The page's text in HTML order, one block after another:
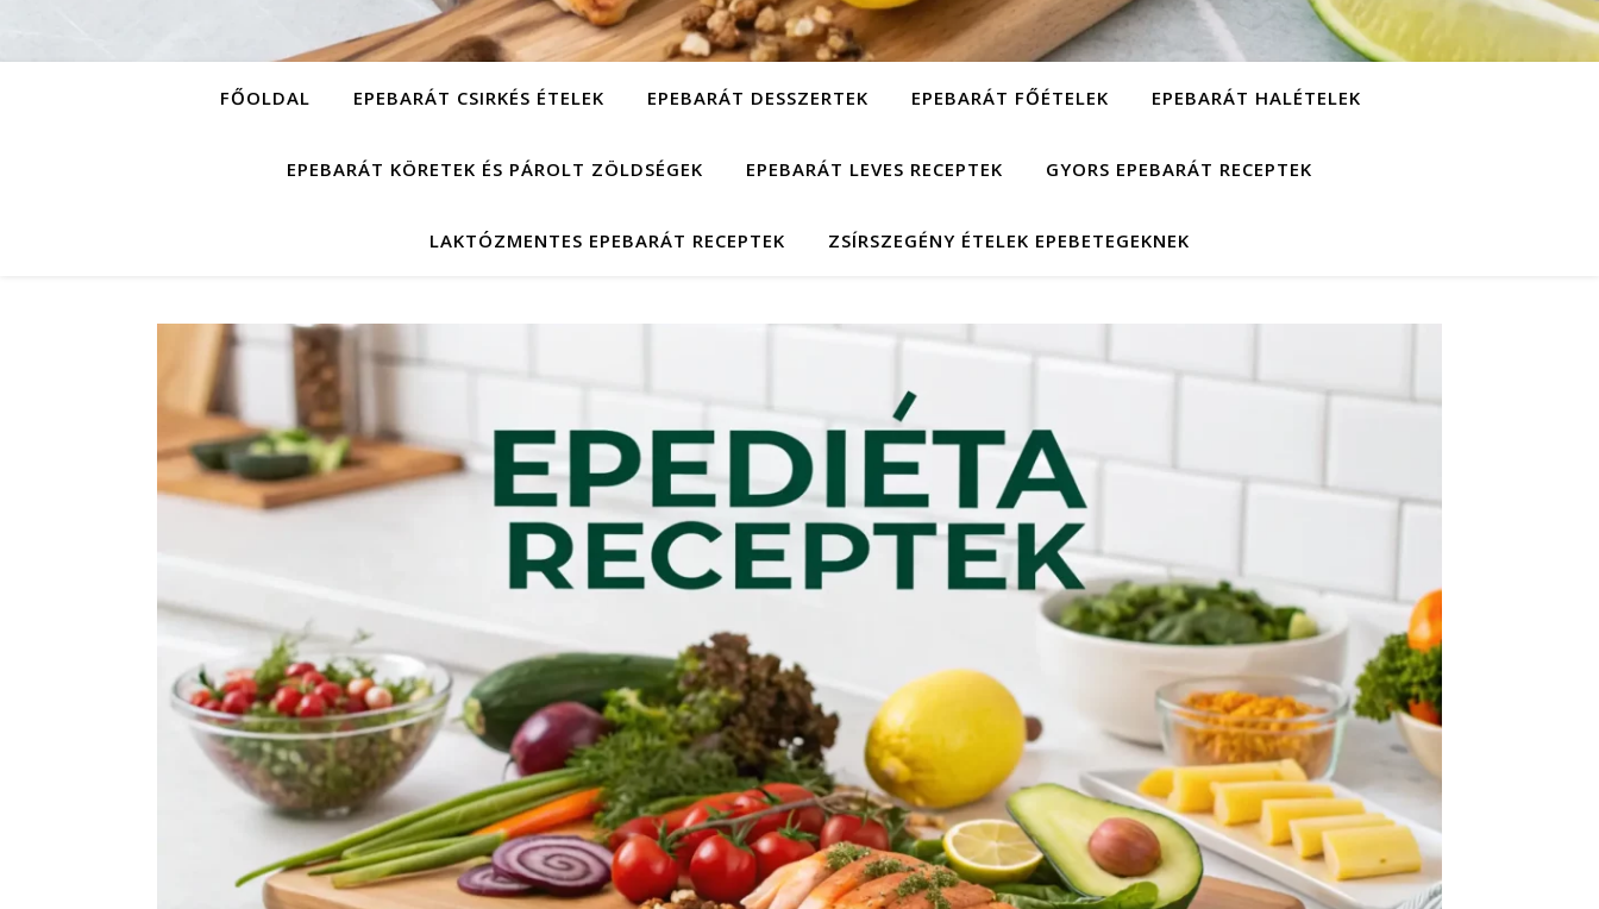
FŐOLDAL EPEBARÁT CSIRKÉS ÉTELEK EPEBARÁT DESSZERTEK EPEBARÁT FŐÉTELEK EPEBARÁT HALÉTELEK
EPEBARÁT KÖRETEK ÉS PÁROLT ZÖLDSÉGEK EPEBARÁT LEVES RECEPTEK GYORS EPEBARÁT RECEPTEK
LAKTÓZMENTES EPEBARÁT RECEPTEK ZSÍRSZEGÉNY ÉTELEK EPEBETEGEKNEK